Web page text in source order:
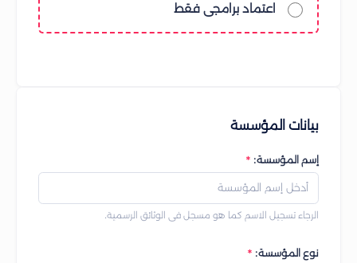
اعتماد برامجى فقط
بيانات المؤسسة
إسم المؤسسة:
الرجاء تسجيل الاسم كما هو مسجل فى الوثائق الرسمية.
نوع المؤسسة: